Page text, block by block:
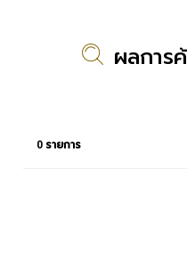
ผลการ
0 รายการ